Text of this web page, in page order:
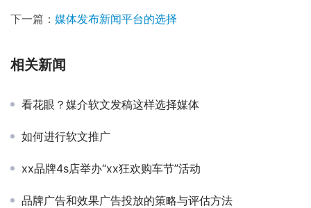
下一篇： 媒体发布新闻平台的选择
相关新闻
看花眼？媒介软文发稿这样选择媒体
如何进行软文推广
xx品牌4s店举办“xx狂欢购车节”活动
品牌广告和效果广告投放的策略与评估方法